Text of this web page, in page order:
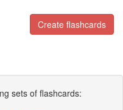
Create flashcards
sets of flashcards: